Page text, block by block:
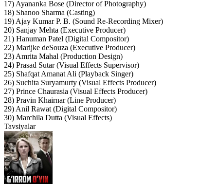
17) Ayananka Bose (Director of Photography)
18) Shanoo Sharma (Casting)
19) Ajay Kumar P. B. (Sound Re-Recording Mixer)
20) Sanjay Mehta (Executive Producer)
21) Hanuman Patel (Digital Compositor)
22) Marijke deSouza (Executive Producer)
23) Amrita Mahal (Production Design)
24) Prasad Sutar (Visual Effects Supervisor)
25) Shafqat Amanat Ali (Playback Singer)
26) Suchita Suryamurty (Visual Effects Producer)
27) Prince Chaurasia (Visual Effects Producer)
28) Pravin Khairnar (Line Producer)
29) Anil Rawat (Digital Compositor)
30) Marchila Dutta (Visual Effects)
Tavsiyalar